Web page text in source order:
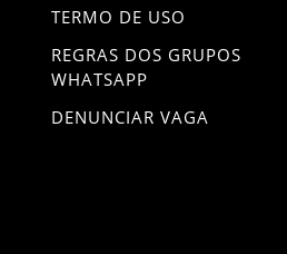
TERMO DE USO
REGRAS DOS GRUPOS
WHATSAPP
DENUNCIAR VAGA